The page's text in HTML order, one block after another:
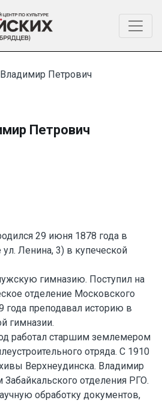
Владимир Петрович
Петрович
29 июня 1878 года в
Ленина, 3) в купеческой
гимназию. Поступил на
отделение Московского
года преподавал историю в
гимназии.
работал старшим землемером
отряда. С 1910
Верхнеудинска. Владимир
отделения РГО.
обработку документов,